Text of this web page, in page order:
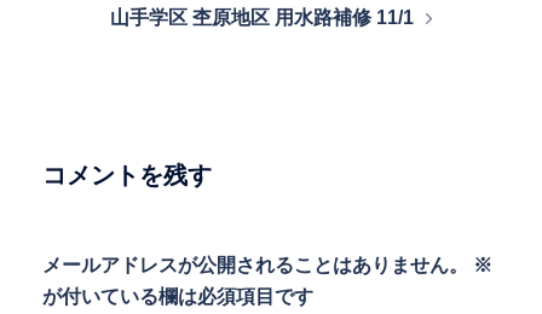
ョ
山手学区 杢原地区 用水路補修 11/1
コメントを残す
メールアドレスが公開されることはありません。
※
が付いている欄は必須項目です